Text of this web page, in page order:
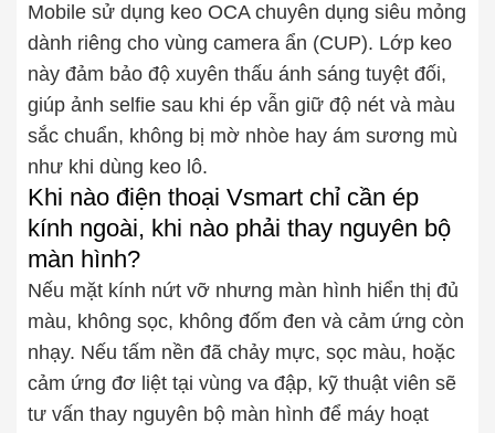
Mobile sử dụng keo OCA chuyên dụng siêu mỏng
dành riêng cho vùng camera ẩn (CUP). Lớp keo
này đảm bảo độ xuyên thấu ánh sáng tuyệt đối,
giúp ảnh selfie sau khi ép vẫn giữ độ nét và màu
sắc chuẩn, không bị mờ nhòe hay ám sương mù
như khi dùng keo lô.
Khi nào điện thoại Vsmart chỉ cần ép
kính ngoài, khi nào phải thay nguyên bộ
màn hình?
Nếu mặt kính nứt vỡ nhưng màn hình hiển thị đủ
màu, không sọc, không đốm đen và cảm ứng còn
nhạy. Nếu tấm nền đã chảy mực, sọc màu, hoặc
cảm ứng đơ liệt tại vùng va đập, kỹ thuật viên sẽ
tư vấn thay nguyên bộ màn hình để máy hoạt